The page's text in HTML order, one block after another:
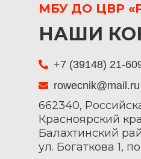
МБУ ДО ЦВР
НАШИ
+7 (39148) 21-
rowecnik@mail.ru
662340,
Красноярский
Балахтинский
ул. Богаткова 1,